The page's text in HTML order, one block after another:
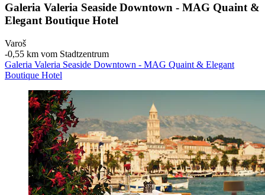
Galeria Valeria Seaside Downtown - MAG Quaint &
Elegant Boutique Hotel
Varoš
‐0,55 km vom Stadtzentrum
Galeria Valeria Seaside Downtown - MAG Quaint & Elegant
Boutique Hotel